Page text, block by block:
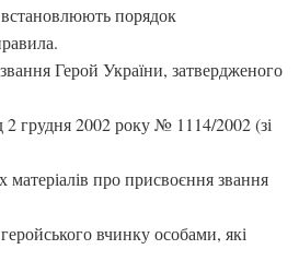
порядок
Герой України, затвердженого
2 грудня 2002 року № 1114/2002 (зі
матеріалів про присвоєння звання
вчинку особами, які